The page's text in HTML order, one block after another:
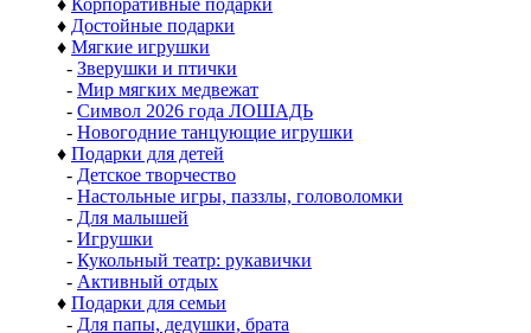
♦ Корпоративные подарки
♦ Достойные подарки
♦ Мягкие игрушки
- Зверушки и птички
- Мир мягких медвежат
- Символ 2026 года ЛОШАДЬ
- Новогодние танцующие игрушки
♦ Подарки для детей
- Детское творчество
- Настольные игры, паззлы, головоломки
- Для малышей
- Игрушки
- Кукольный театр: рукавички
- Активный отдых
♦ Подарки для семьи
- Для папы, дедушки, брата